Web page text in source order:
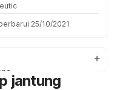
25/10/2021
jantung